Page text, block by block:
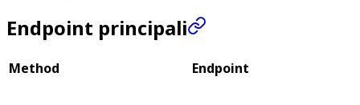
Endpoint principali
Method Endpoint